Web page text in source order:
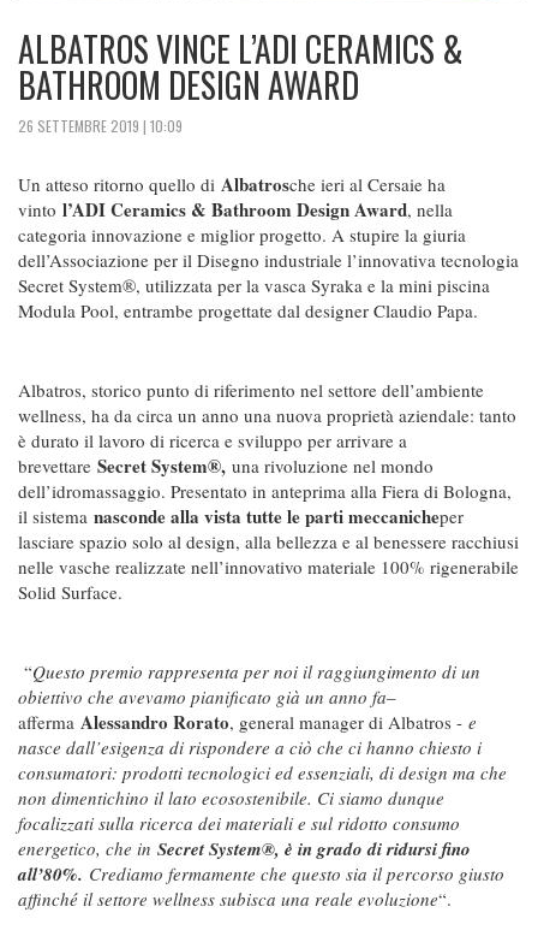
ALBATROS VINCE L’ADI CERAMICS &
BATHROOM DESIGN AWARD
26 SETTEMBRE 2019 | 10:09
Un atteso ritorno quello di Albatrosche ieri al Cersaie ha
vinto l’ADI Ceramics & Bathroom Design Award, nella
categoria innovazione e miglior progetto. A stupire la giuria
dell’Associazione per il Disegno industriale l’innovativa tecnologia
Secret System®, utilizzata per la vasca Syraka e la mini piscina
Modula Pool, entrambe progettate dal designer Claudio Papa.
Albatros, storico punto di riferimento nel settore dell’ambiente
wellness, ha da circa un anno una nuova proprietà aziendale: tanto
è durato il lavoro di ricerca e sviluppo per arrivare a
brevettare Secret System®, una rivoluzione nel mondo
dell’idromassaggio. Presentato in anteprima alla Fiera di Bologna,
il sistema nasconde alla vista tutte le parti meccanicheper
lasciare spazio solo al design, alla bellezza e al benessere racchiusi
nelle vasche realizzate nell’innovativo materiale 100% rigenerabile
Solid Surface.
“Questo premio rappresenta per noi il raggiungimento di un
obiettivo che avevamo pianificato già un anno fa–
afferma Alessandro Rorato, general manager di Albatros - e
nasce dall’esigenza di rispondere a ciò che ci hanno chiesto i
consumatori: prodotti tecnologici ed essenziali, di design ma che
non dimentichino il lato ecosostenibile. Ci siamo dunque
focalizzati sulla ricerca dei materiali e sul ridotto consumo
energetico, che in Secret System®, è in grado di ridursi fino
all’80%. Crediamo fermamente che questo sia il percorso giusto
affinché il settore wellness subisca una reale evoluzione“.